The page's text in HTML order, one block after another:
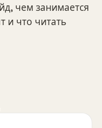
чем занимается
и что читать